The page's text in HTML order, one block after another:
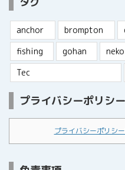
anchor brompton
fishing
gohan neko
Tec
プライバシーポリシー
プライバシーポリシ